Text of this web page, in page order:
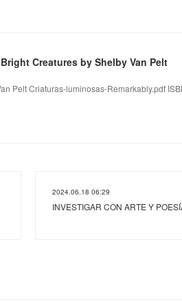
Creatures by Shelby Van Pelt
Pelt Criaturas-luminosas-Remarkably.pdf
2024.06.18 06:29
INVESTIGAR CON ARTE Y